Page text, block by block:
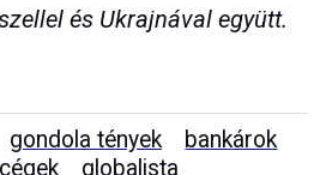
és Ukrajnával együtt.
gondola tények
bankárok
globalista